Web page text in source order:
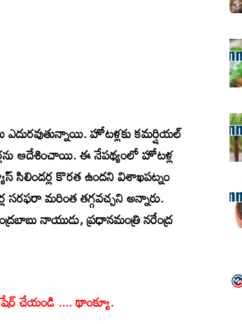
హోటళ్లకు కమర్షియల్‌
ఆదేశించాయి. ఈ నేపథ్యంలో హోటళ్ల
సిలిండర్ల కొరత ఉందని విశాఖపట్నం
సరఫరా మరింత తగ్గవచ్చని అన్నారు.
నాయుడు, ప్రధానమంత్రి నరేంద్ర
చేయండి .... థాంక్యూ.